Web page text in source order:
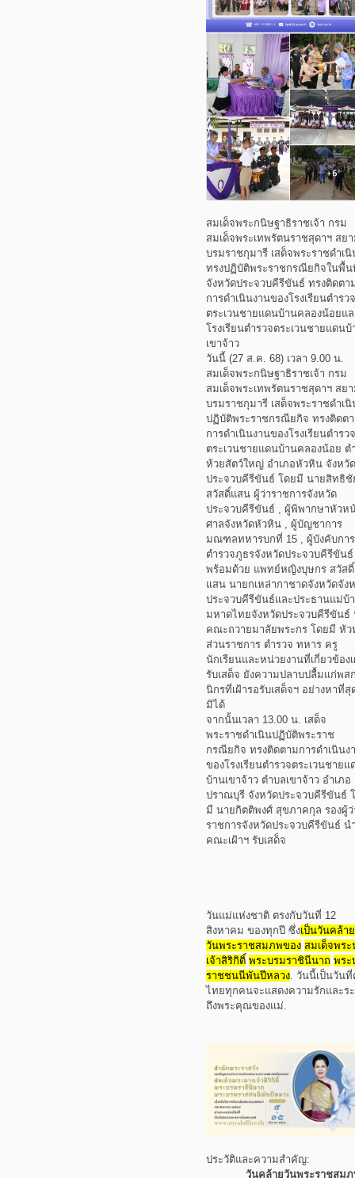
สมเด็จพระกนิษฐาธิราชเจ้า กรม
สมเด็จพระเทพรัตนราชสุดาฯ สย
บรมราชกุมารี เสด็จพระราชดำเนิ
ทรงปฏิบัติพระราชกรณียกิจในพื้
จังหวัดประจวบคีรีขันธ์ ทรงติดตา
การดำเนินงานของโรงเรียนตำรวจ
ตระเวนชายแดนบ้านคลองน้อยแ
โรงเรียนตำรวจตระเวนชายแดนบ้
เขาจ้าว
วันนี้ (27 ส.ค. 68) เวลา 9.00 น.
สมเด็จพระกนิษฐาธิราชเจ้า กรม
สมเด็จพระเทพรัตนราชสุดาฯ สย
บรมราชกุมารี เสด็จพระราชดำเนิ
ปฏิบัติพระราชกรณียกิจ ทรงติดต
การดำเนินงานของโรงเรียนตำรวจ
ตระเวนชายแดนบ้านคลองน้อย ต
ห้วยสัตว์ใหญ่ อำเภอหัวหิน จังหวัด
ประจวบคีรีขันธ์ โดยมี นายสิทธิชั
สวัสดิ์แสน ผู้ว่าราชการจังหวัด
ประจวบคีรีขันธ์ , ผู้พิพากษาหัวห
ศาลจังหวัดหัวหิน , ผู้บัญชาการ
มณฑลทหารบกที่ 15 , ผู้บังคับการ
ตำรวจภูธรจังหวัดประจวบคีรีขันธ์
พร้อมด้วย แพทย์หญิงบุษกร สวัสดิ์
แสน นายกเหล่ากาชาดจังหวัดจัง
ประจวบคีรีขันธ์และประธานแม่บ้
มหาดไทยจังหวัดประจวบคีรีขันธ์
คณะถวายมาลัยพระกร โดยมี หัว
ส่วนราชการ ตำรวจ ทหาร ครู
นักเรียนและหน่วยงานที่เกี่ยวข้อง
รับเสด็จ ยังความปลาบปลื้มแก่พส
นิกรที่เฝ้ารอรับเสด็จฯ อย่างหาที่สุ
มิได้
จากนั้นเวลา 13.00 น. เสด็จ
พระราชดำเนินปฏิบัติพระราช
กรณียกิจ ทรงติดตามการดำเนินง
ของโรงเรียนตำรวจตระเวนชายแ
บ้านเขาจ้าว ตำบลเขาจ้าว อำเภอ
ปราณบุรี จังหวัดประจวบคีรีขันธ์
มี นายกิตติพงศ์ สุขภาคกุล รองผู้ว่
ราชการจังหวัดประจวบคีรีขันธ์ น
คณะเฝ้าฯ รับเสด็จ
วันแม่แห่งชาติ ตรงกับวันที่ 12
สิงหาคม ของทุกปี ซึ่งเป็นวันคล้าย
วันพระราชสมภพของ สมเด็จพระ
เจ้าสิริกิติ์ พระบรมราชินีนาถ พระ
ราชชนนีพันปีหลวง. วันนี้เป็นวัน
ไทยทุกคนจะแสดงความรักและร
ถึงพระคุณของแม่.
ประวัติและความสำคัญ:
วันคล้ายวันพระราชสม